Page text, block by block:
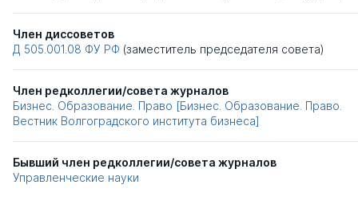
Член диссоветов
Д 505.001.08 ФУ РФ (заместитель председателя совета)
Член редколлегии/совета журналов
Бизнес. Образование. Право [Бизнес. Образование. Право.
Вестник Волгоградского института бизнеса]
Бывший член редколлегии/совета журналов
Управленческие науки